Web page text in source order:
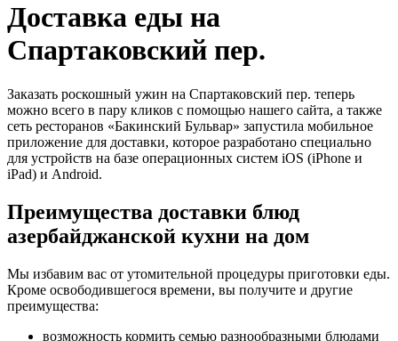
Доставка еды на
Спартаковский пер.
Заказать роскошный ужин на Спартаковский пер. теперь
можно всего в пару кликов с помощью нашего сайта, а также
сеть ресторанов «Бакинский Бульвар» запустила мобильное
приложение для доставки, которое разработано специально
для устройств на базе операционных систем iOS (iPhone и
iPad) и Android.
Преимущества доставки блюд
азербайджанской кухни на дом
Мы избавим вас от утомительной процедуры приготовки еды.
Кроме освободившегося времени, вы получите и другие
преимущества:
возможность кормить семью разнообразными блюдами